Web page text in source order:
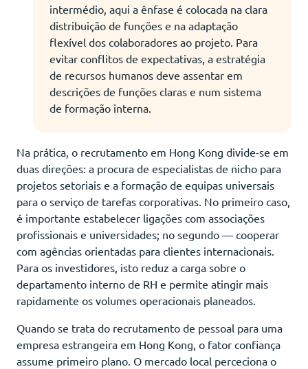
intermédio, aqui a ênfase é colocada na clara
distribuição de funções e na adaptação
flexível dos colaboradores ao projeto. Para
evitar conflitos de expectativas, a estratégia
de recursos humanos deve assentar em
descrições de funções claras e num sistema
de formação interna.
Na prática, o recrutamento em Hong Kong divide-se em
duas direções: a procura de especialistas de nicho para
projetos setoriais e a formação de equipas universais
para o serviço de tarefas corporativas. No primeiro caso,
é importante estabelecer ligações com associações
profissionais e universidades; no segundo — cooperar
com agências orientadas para clientes internacionais.
Para os investidores, isto reduz a carga sobre o
departamento interno de RH e permite atingir mais
rapidamente os volumes operacionais planeados.
Quando se trata do recrutamento de pessoal para uma
empresa estrangeira em Hong Kong, o fator confiança
assume primeiro plano. O mercado local perceciona o